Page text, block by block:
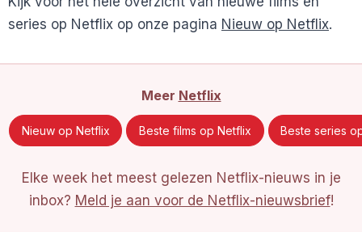
series op Netflix op onze pagina Nieuw op Netflix.
Meer Netflix
Nieuw op Netflix Beste films op Netflix Beste series
Elke week het meest gelezen Netflix-nieuws in je
inbox? Meld je aan voor de Netflix-nieuwsbrief!